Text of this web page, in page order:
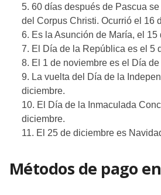
60 días después de Pascua
del Corpus Christi. Ocurrió el 16
Es la Asunción de María, el 15
El Día de la República es el 5
El 1 de noviembre es el Día
La vuelta del Día de la
diciembre.
El Día de la Inmaculada
diciembre.
El 25 de diciembre es
Métodos de pago